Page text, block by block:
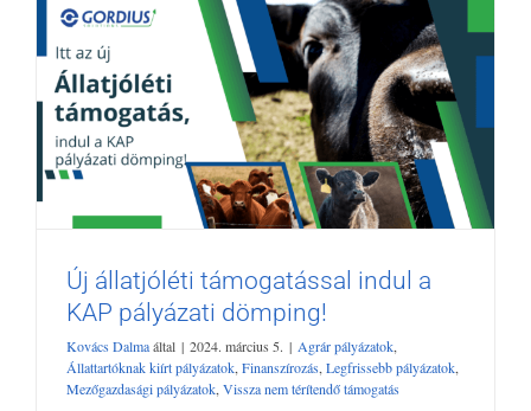
Új állatjóléti támogatással indul a KAP
pályázati dömping!
Agrár pályázatok Állattartóknak kiírt pályázatok Finanszírozás
Legfrissebb pályázatok Mezőgazdasági pályázatok Vissza nem
Új állatjóléti támogatással indul a
KAP pályázati dömping!
Kovács Dalmaáltal | 2024. március 5. | Agrár pályázatok
Állattartóknak kiírt pályázatok Finanszírozás Legfrissebb pályázatok
Mezőgazdasági pályázatok Vissza nem térítendő támogatás